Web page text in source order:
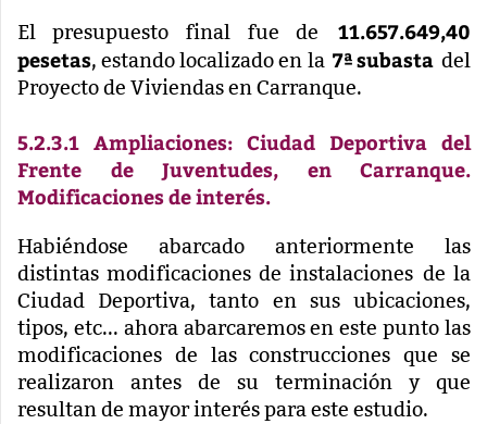
El presupuesto final fue de 11.657.649,40
pesetas, estando localizado en la 7ª subastadel
Proyecto de Viviendas en Carranque.
5.2.3.1 Ampliaciones: Ciudad Deportiva del
Frente de Juventudes, en Carranque.
Modificaciones de interés.
Habiéndose abarcado anteriormente las
distintas modificaciones de instalaciones de la
Ciudad Deportiva, tanto en sus ubicaciones,
tipos, etc... ahora abarcaremos en este punto las
modificaciones de las construcciones que se
realizaron antes de su terminación y que
resultan de mayor interés para este estudio.